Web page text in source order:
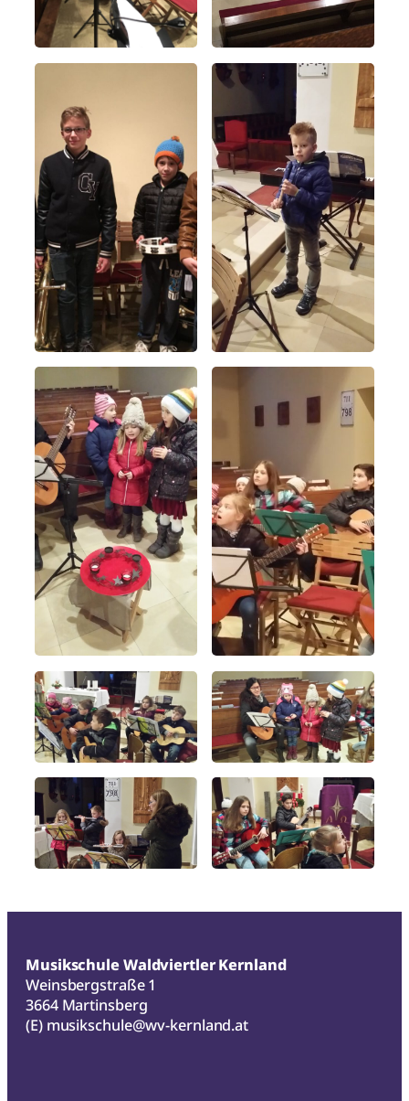
Musikschule Waldviertler Kernland
Weinsbergstraße 1
3664 Martinsberg
(E) musikschule@wv-kernland.at